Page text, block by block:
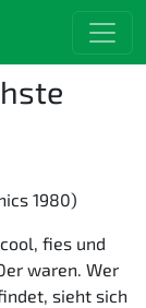
1980)
fies und
waren. Wer
sieht sich